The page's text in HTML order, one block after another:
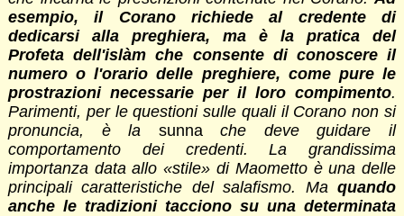
esempio, il Corano richiede al credente di
dedicarsi alla preghiera, ma è la pratica del
Profeta dell'islàm che consente di conoscere il
numero o l'orario delle preghiere, come pure le
prostrazioni necessarie per il loro compimento.
Parimenti, per le questioni sulle quali il Corano non si
pronuncia, è la sunnache deve guidare il
comportamento dei credenti. La grandissima
importanza data allo «stile» di Maometto è una delle
principali caratteristiche del salafismo. Maquando
anche le tradizioni tacciono su una determinata